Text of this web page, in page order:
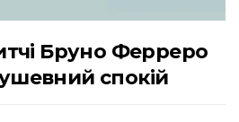
Бруно Ферреро
спокій